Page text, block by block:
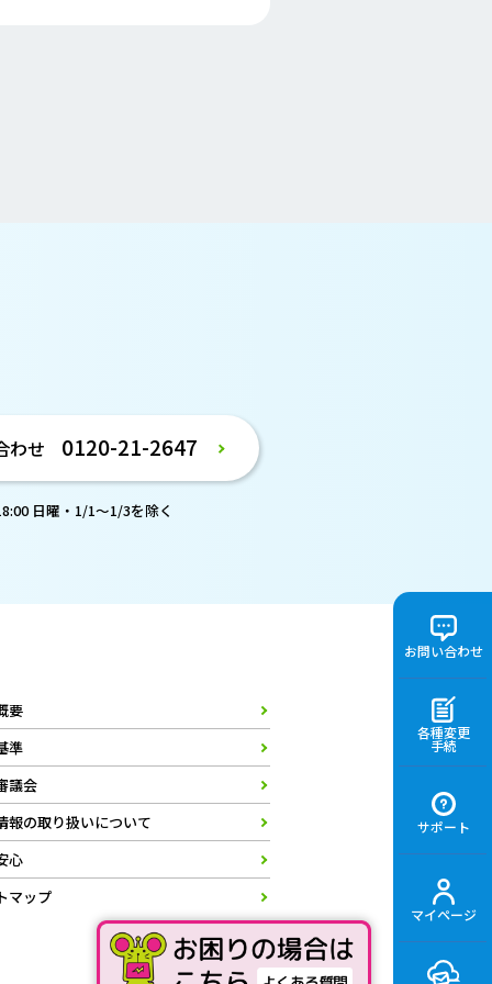
お問い合わせ
各種変更
手続
サポート
マイページ
わせ 0120-21-2647
日曜・1/1～1/3を除く
要
準
議会
報の取り扱いについて
心
マップ